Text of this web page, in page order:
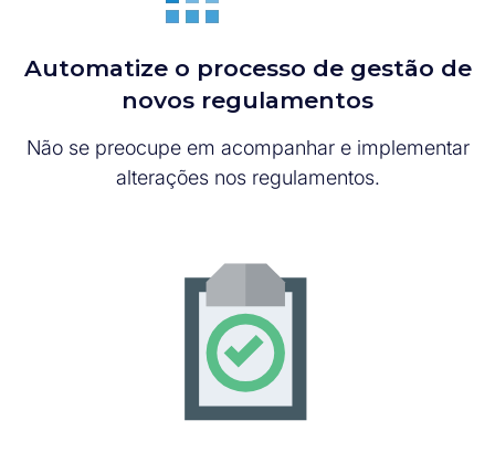
Automatize o processo de gestão de
novos regulamentos
Não se preocupe em acompanhar e implementar
alterações nos regulamentos.